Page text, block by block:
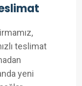
teslimat
yeni